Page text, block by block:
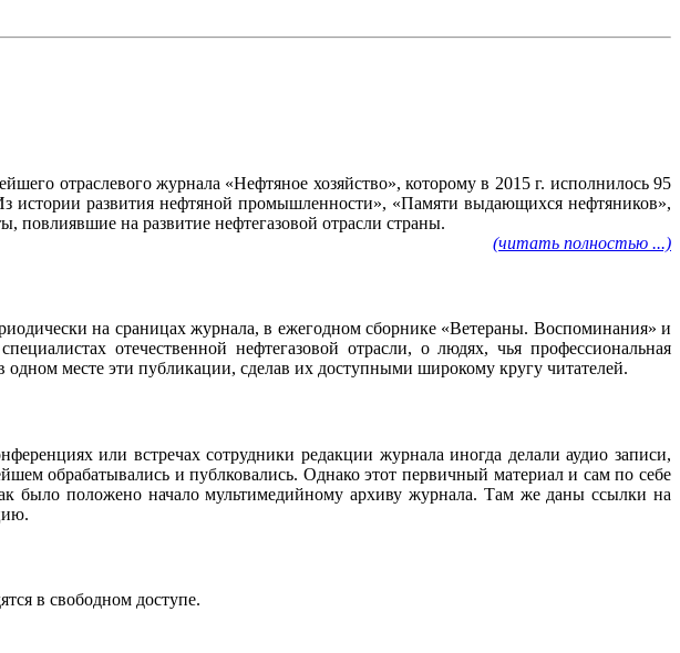
отраслевого журнала «Нефтяное хозяйство», которому в 2015 г. исполнилось 95
истории развития нефтяной промышленности», «Памяти выдающихся нефтяников»,
повлиявшие на развитие нефтегазовой отрасли страны.
(читать полностью ...)
на сраницах журнала, в ежегодном сборнике «Ветераны. Воспоминания» и
отечественной нефтегазовой отрасли, о людях, чья профессиональная
одном месте эти публикации, сделав их доступными широкому кругу читателей.
или встречах сотрудники редакции журнала иногда делали аудио записи,
обрабатывались и публковались. Однако этот первичный материал и сам по себе
было положено начало мультимедийному архиву журнала. Там же даны ссылки на
в свободном доступе.